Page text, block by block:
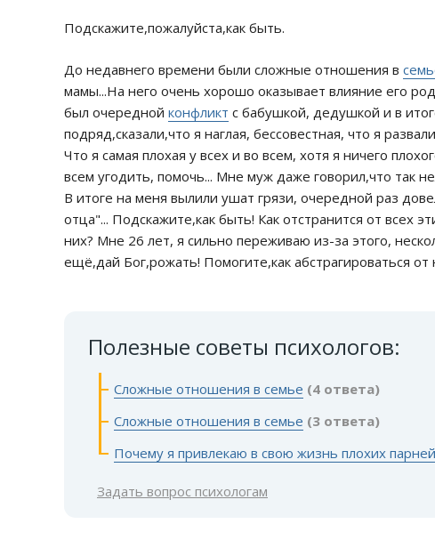
Подскажите,пожалуйста,как быть.
До недавнего времени были сложные отношения в
мамы...На него очень хорошо оказывает влияние его
был очередной конфликт с бабушкой, дедушкой и в
подряд,сказали,что я наглая, бессовестная, что я
Что я самая плохая у всех и во всем, хотя я ничего
всем угодить, помочь... Мне муж даже говорил,что так
В итоге на меня вылили ушат грязи, очередной раз
отца"... Подскажите,как быть! Как отстранится от всех
них? Мне 26 лет, я сильно переживаю из-за этого,
ещё,дай Бог,рожать! Помогите,как абстрагироваться
Полезные советы психологов:
Сложные отношения в семье (4 ответа)
Сложные отношения в семье (3 ответа)
Почему я привлекаю в свою жизнь плохих
Задать вопрос психологам